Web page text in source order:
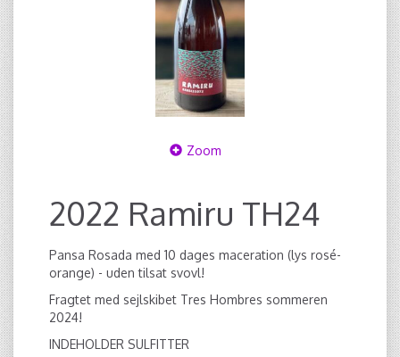
Zoom
2022 Ramiru TH24
Pansa Rosada med 10 dages maceration (lys rosé-
orange) - uden tilsat svovl!
Fragtet med sejlskibet Tres Hombres sommeren
2024!
INDEHOLDER SULFITTER